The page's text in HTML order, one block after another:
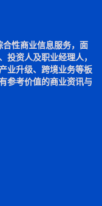
性商业信息服务，面
投资人及职业经理人，
业升级、跨境业务等板
参考价值的商业资讯与